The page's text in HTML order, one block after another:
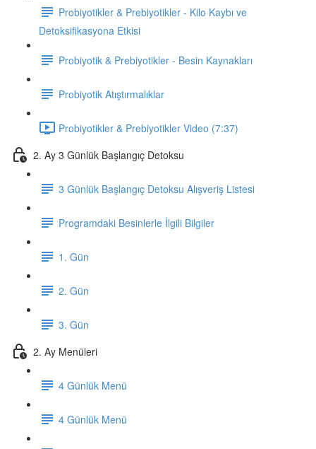
Probiyotikler & Prebiyotikler - Kilo Kaybı ve
Detoksifikasyona Etkisi
Probiyotik & Prebiyotikler - Besin Kaynakları
Probiyotik Atıştırmalıklar
Probiyotikler & Prebiyotikler Video (7:37)
2. Ay 3 Günlük Başlangıç Detoksu
3 Günlük Başlangıç Detoksu Alışveriş Listesi
Programdaki Besinlerle İlgili Bilgiler
1. Gün
2. Gün
3. Gün
2. Ay Menüleri
4 Günlük Menü
4 Günlük Menü